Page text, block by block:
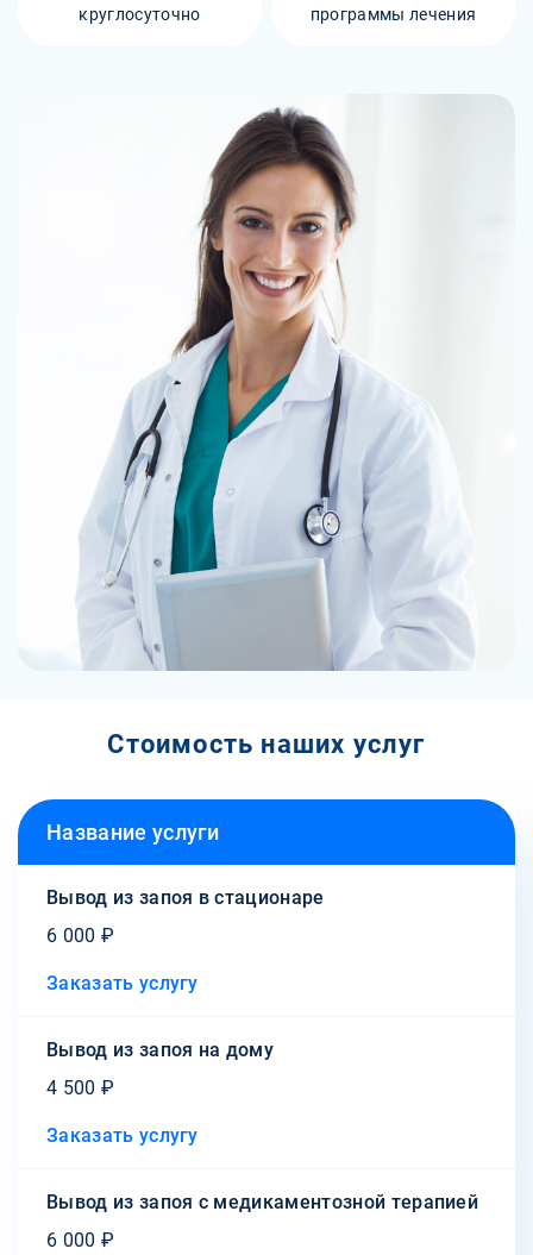
круглосуточно программы лечения
Стоимость наших услуг
Название услуги
Вывод из запоя в стационаре
6 000 ₽
Заказать услугу
Вывод из запоя на дому
4 500 ₽
Заказать услугу
Вывод из запоя с медикаментозной терапией
6 000 ₽